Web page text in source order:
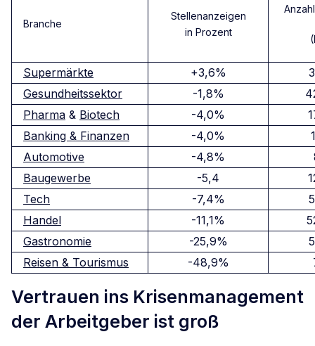
Branche
Stellenanzeigen
in Prozent
Supermärkte +3,6%
Gesundheitssektor
-1,8%
Pharma & Biotech -4,0%
Banking & Finanzen
-4,0%
Automotive
-4,8%
Baugewerbe
-5,4
Tech
-7,4%
Handel
-11,1%
Gastronomie
-25,9%
Reisen & Tourismus
-48,9%
Vertrauen ins Krisenmanagement
der Arbeitgeber ist groß